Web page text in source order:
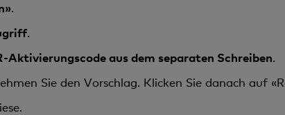
.
.
Aktivierungscode aus dem separaten Schreiben.
Sie den Vorschlag. Klicken Sie danach auf